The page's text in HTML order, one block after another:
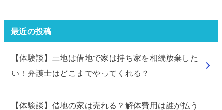
最近の投稿
【体験談】土地は借地で家は持ち家を相続放棄した
い！弁護士はどこまでやってくれる？
【体験談】借地の家は売れる？解体費用は誰が払う